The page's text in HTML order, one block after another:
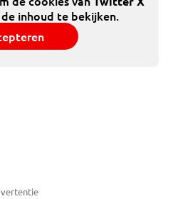
inhoud te bekijken.